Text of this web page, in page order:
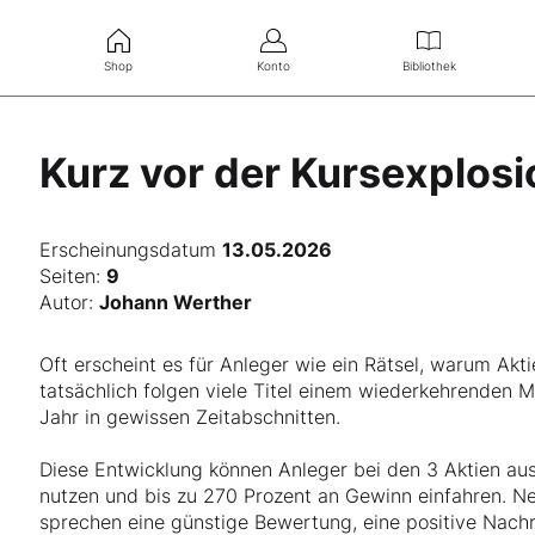
Shop Konto Bibliothek
Kurz vor der
Erscheinungsdatum13.05.2026
Seiten:9
Autor:Johann Werther
Oft erscheint es für Anleger wie ein Rätsel, warum
tatsächlich folgen viele Titel einem wiederkehrenden
Jahr in gewissen Zeitabschnitten.
Diese Entwicklung können Anleger bei den 3 Aktien
nutzen und bis zu 270 Prozent an Gewinn einfahren.
sprechen eine günstige Bewertung, eine positive